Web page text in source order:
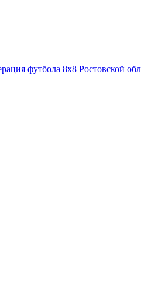
футбола 8x8 Ростовской